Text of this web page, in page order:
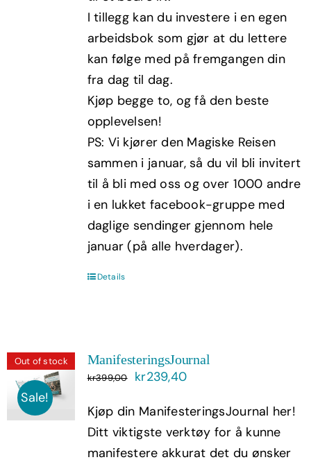
I tillegg kan du investere i en egen
arbeidsbok som gjør at du lettere
kan følge med på fremgangen din
fra dag til dag.
Kjøp begge to, og få den beste
opplevelsen!
PS: Vi kjører den Magiske Reisen
sammen i januar, så du vil bli invitert
til å bli med oss og over 1000 andre
i en lukket facebook-gruppe med
daglige sendinger gjennom hele
januar (på alle hverdager).
Details
Out of stock
Sale!
ManifesteringsJournal
kr399,00
Opprinnelig
var:
kr399,00.
kr239,40Nåværende
er:
kr239,40.
Kjøp din ManifesteringsJournal her!
Ditt viktigste verktøy for å kunne
manifestere akkurat det du ønsker